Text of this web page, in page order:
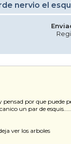
nervio el
por que puede
un par de esquis.....
ver los arboles